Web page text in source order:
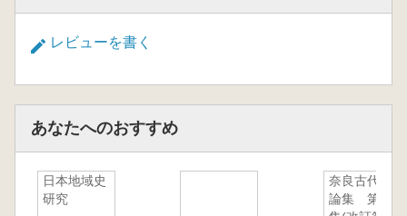
レビューを書く
あなたへのおすすめ
日本地域史
研究
奈良古代史
論集 第1